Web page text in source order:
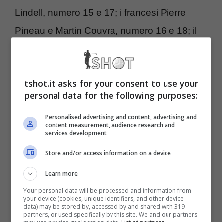
Lindell, numero 15 e 17; i francesi Pierre
Pineau e Martin Couvra, numero 16 e 18; il
tedesco Nicolai Dellingshausen, numero 19;
lo svedese Bkorn Akesson, numero 20. Alle
loro spalle, proveranno la rimonta lo svedese
Christofer Blomstrand, numero 21; il danese
Lucas Bjerregaard, numero 23; l’inglese
Jamie Rutherford, numero 24; il norvegese
Andrea Halvorsen, numero 25. Manca il
sudafricano Wilco Nienaber, numero 22, che
avrà l’opportunità di rimettersi in corsa anche
con una sola gara.
tshot.it asks for your consent to use your
personal data for the following purposes:
Personalised advertising and content, advertising and
content measurement, audience research and
services development
Store and/or access information on a device
Learn more
Your personal data will be processed and information from
your device (cookies, unique identifiers, and other device
data) may be stored by, accessed by and shared with 319
partners, or used specifically by this site. We and our partners